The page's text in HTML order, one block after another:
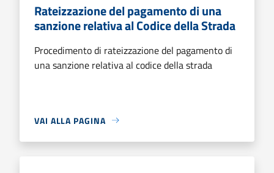
Rateizzazione del pagamento di una
sanzione relativa al Codice della Strada
Procedimento di rateizzazione del pagamento di
una sanzione relativa al codice della strada
VAI ALLA PAGINA